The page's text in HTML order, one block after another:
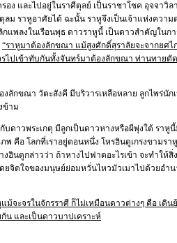
อง และไปอยู่ในราศีตุลย์ เป็นราชาโชค อุจจาวิล
ลม ราหูอาศัยได้ ฉะนั้น ราหูจึงเป็นเจ้าแห่งความ
กแพลงในเรือนพุธ ดาวราหูนี้ เป็นดาวสำคัญในก
“ราหูมาต้องลักขณา แม้สูงศักดิ์สุราลัยจะจากยศไ
ไปเข้าทับกันทั้งจันทร์มาต้องลักขณา ท่านทายตั
ลักขณา วัตะสังคี มีบริวารเหลือหลาย ลูกไพร่นัก
ข้าม
ดาวพระเกตุ มีลูกเป็นดาวหางหรือผีพุ่งใต้ ราหู
คือ โลกที่เราอยู่ตอนหนึ่ง โหรฮินดูเกรงขามรา
ฮินดูกล่าวว่า ถ้าหางไปฟาดอะไรเข้า จะทำให้สิ่
ยจิตใจของมนุษย์ย่อมหวั่นไหวมัวเมาไปด้วยอำน
จะจรในจักรราศี ก็ไม่เหมือนดาวต่างๆ คือ เดิน
น และเป็นดาวบาปเคราะห์